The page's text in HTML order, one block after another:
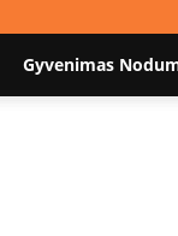
Gyvenimas